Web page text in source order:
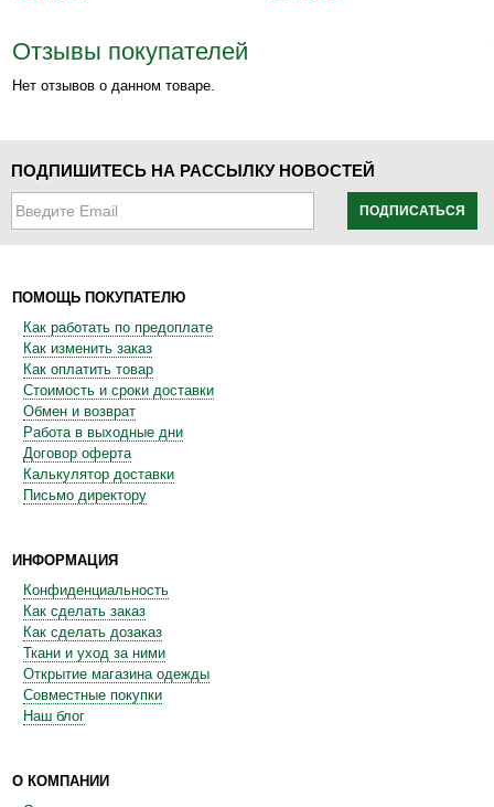
Отзывы покупателей
Нет отзывов о данном товаре.
ПОДПИШИТЕСЬ НА РАССЫЛКУ НОВОСТЕЙ
ПОДПИСАТЬСЯ
ПОМОЩЬ ПОКУПАТЕЛЮ
Как работать по предоплате
Как изменить заказ
Как оплатить товар
Стоимость и сроки доставки
Обмен и возврат
Работа в выходные дни
Договор оферта
Калькулятор доставки
Письмо директору
ИНФОРМАЦИЯ
Конфиденциальность
Как сделать заказ
Как сделать дозаказ
Ткани и уход за ними
Открытие магазина одежды
Совместные покупки
Наш блог
О КОМПАНИИ